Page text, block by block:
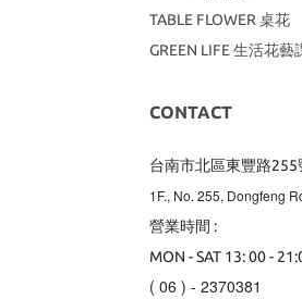
TABLE FLOWER 桌花
GREEN LIFE 生活花藝
CONTACT
台南市北區東豐路255
1F., No. 255, Dongfeng
營業時間 :
MON - SAT 13: 00 -
( 06 ) - 2370381